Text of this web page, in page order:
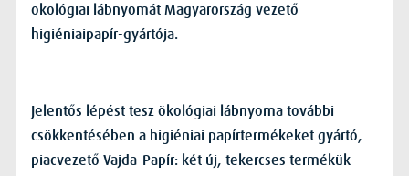
ökológiai lábnyomát Magyarország vezető
higiéniaipapír-gyártója.
Jelentős lépést tesz ökológiai lábnyoma további
csökkentésében a higiéniai papírtermékeket gyártó,
piacvezető Vajda-Papír: két új, tekercses termékük -